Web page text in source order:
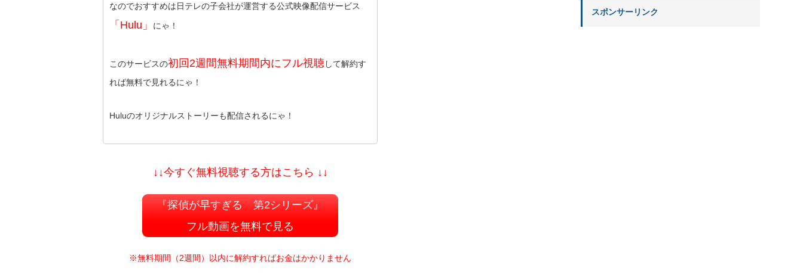
なのでおすすめは日テレの子会社が運営する公式映像配信サービス
「Hulu」 にゃ！
このサービスの初回2週間無料期間内にフル視聴して解約す
れば無料で見れるにゃ！
Huluのオリジナルストーリーも配信されるにゃ！
↓↓今すぐ無料視聴する方はこちら ↓↓
『探偵が早すぎる 第2シリーズ』
フル動画を無料で見る
※無料期間（2週間）以内に解約すればお金はかかりません
スポンサーリンク